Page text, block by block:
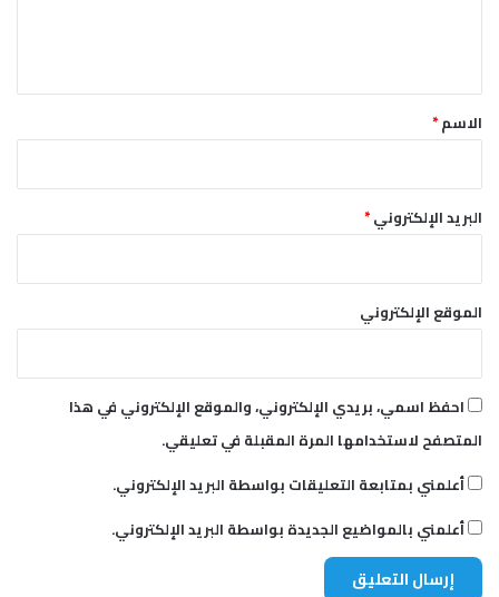
*الاسم*
البريد الإلكتروني*
الموقع الإلكتروني
احفظ اسمي، بريدي الإلكتروني، والموقع الإلكتروني في هذا
المتصفح لاستخدامها المرة المقبلة في تعليقي.
أعلمني بمتابعة التعليقات بواسطة البريد الإلكتروني.
أعلمني بالمواضيع الجديدة بواسطة البريد الإلكتروني.